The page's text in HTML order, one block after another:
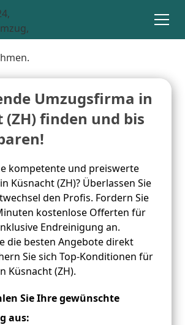
Umzugsfirma in
(ZH) finden und bis
kompetente und preiswerte
Küsnacht (ZH)? Überlassen Sie
den Profis. Fordern Sie
kostenlose Offerten für
Endreinigung an.
die besten Angebote direkt
Sie sich Top-Konditionen für
Küsnacht (ZH).
Sie Ihre gewünschte
aus: